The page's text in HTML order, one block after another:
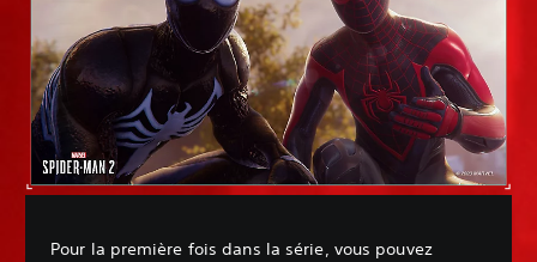
Pour la première fois dans la série, vous pouvez